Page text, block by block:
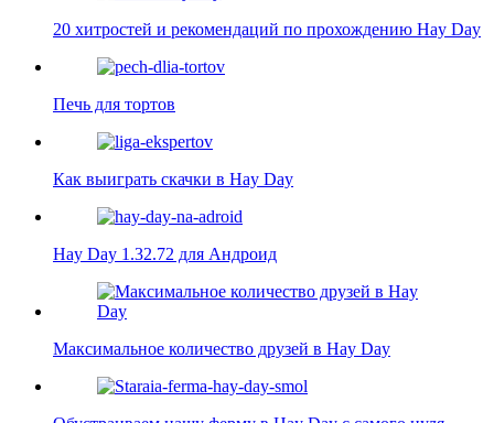
20 хитростей и рекомендаций по прохождению Hay Day
Печь для тортов
Как выиграть скачки в Hay Day
Hay Day 1.32.72 для Андроид
Максимальное количество друзей в Hay Day